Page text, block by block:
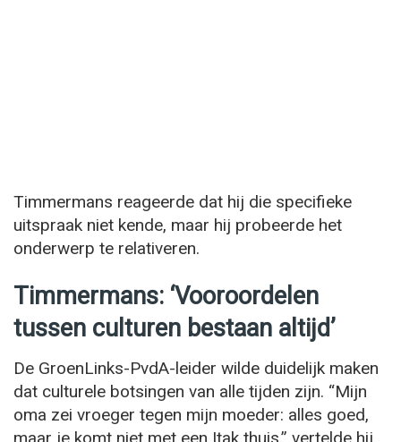
Timmermans reageerde dat hij die specifieke
uitspraak niet kende, maar hij probeerde het
onderwerp te relativeren.
Timmermans: ‘Vooroordelen
tussen culturen bestaan altijd’
De GroenLinks-PvdA-leider wilde duidelijk maken
dat culturele botsingen van alle tijden zijn. “Mijn
oma zei vroeger tegen mijn moeder: alles goed,